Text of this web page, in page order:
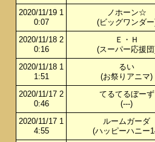
2020/11/19 1
0:07
ノホーン☆
(ビッグワンダ
2020/11/18 2
0:16
Ｅ・Ｈ
(スーパー応援
2020/11/18 1
1:51
るい
(お祭りアニマ)
2020/11/17 2
0:46
てるてるぼーず
(---)
2020/11/17 1
4:55
ルームガーダ
(ハッピーハニー